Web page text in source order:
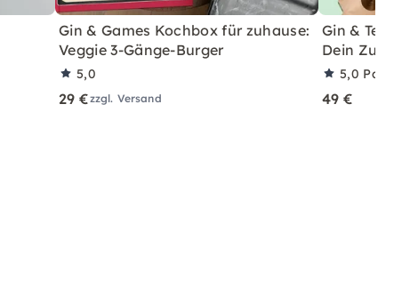
Gin & Games Kochbox für zuhause:
Veggie 3-Gänge-Burger
5,0
29 €zzgl. Versand
Gin & Tea
Dein
5,0
49 €